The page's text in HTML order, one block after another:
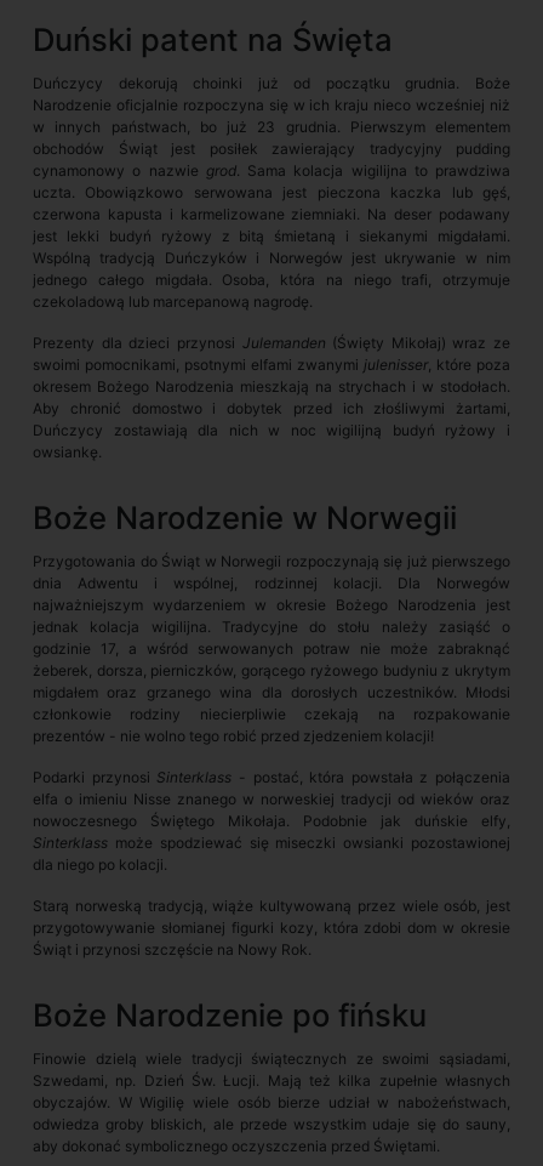
Duński patent na Święta
Duńczycy dekorują choinki już od początku grudnia. Boże
Narodzenie oficjalnie rozpoczyna się w ich kraju nieco wcześniej niż
w innych państwach, bo już 23 grudnia. Pierwszym elementem
obchodów Świąt jest posiłek zawierający tradycyjny pudding
cynamonowy o nazwie grod. Sama kolacja wigilijna to prawdziwa
uczta. Obowiązkowo serwowana jest pieczona kaczka lub gęś,
czerwona kapusta i karmelizowane ziemniaki. Na deser podawany
jest lekki budyń ryżowy z bitą śmietaną i siekanymi migdałami.
Wspólną tradycją Duńczyków i Norwegów jest ukrywanie w nim
jednego całego migdała. Osoba, która na niego trafi, otrzymuje
czekoladową lub marcepanową nagrodę.
Prezenty dla dzieci przynosi Julemanden (Święty Mikołaj) wraz ze
swoimi pomocnikami, psotnymi elfami zwanymi julenisser, które poza
okresem Bożego Narodzenia mieszkają na strychach i w stodołach.
Aby chronić domostwo i dobytek przed ich złośliwymi żartami,
Duńczycy zostawiają dla nich w noc wigilijną budyń ryżowy i
owsiankę.
Boże Narodzenie w Norwegii
Przygotowania do Świąt w Norwegii rozpoczynają się już pierwszego
dnia Adwentu i wspólnej, rodzinnej kolacji. Dla Norwegów
najważniejszym wydarzeniem w okresie Bożego Narodzenia jest
jednak kolacja wigilijna. Tradycyjne do stołu należy zasiąść o
godzinie 17, a wśród serwowanych potraw nie może zabraknąć
żeberek, dorsza, pierniczków, gorącego ryżowego budyniu z ukrytym
migdałem oraz grzanego wina dla dorosłych uczestników. Młodsi
członkowie rodziny niecierpliwie czekają na rozpakowanie
prezentów - nie wolno tego robić przed zjedzeniem kolacji!
Podarki przynosi Sinterklass - postać, która powstała z połączenia
elfa o imieniu Nisse znanego w norweskiej tradycji od wieków oraz
nowoczesnego Świętego Mikołaja. Podobnie jak duńskie elfy,
Sinterklass może spodziewać się miseczki owsianki pozostawionej
dla niego po kolacji.
Starą norweską tradycją, wiąże kultywowaną przez wiele osób, jest
przygotowywanie słomianej figurki kozy, która zdobi dom w okresie
Świąt i przynosi szczęście na Nowy Rok.
Boże Narodzenie po fińsku
Finowie dzielą wiele tradycji świątecznych ze swoimi sąsiadami,
Szwedami, np. Dzień Św. Łucji. Mają też kilka zupełnie własnych
obyczajów. W Wigilię wiele osób bierze udział w nabożeństwach,
odwiedza groby bliskich, ale przede wszystkim udaje się do sauny,
aby dokonać symbolicznego oczyszczenia przed Świętami.